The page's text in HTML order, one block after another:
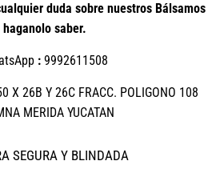
duda sobre nuestros Bálsamos
haganolo saber.
: 9992611508
X 26B Y 26C FRACC. POLIGONO 108
MERIDA YUCATAN
SEGURA Y BLINDADA